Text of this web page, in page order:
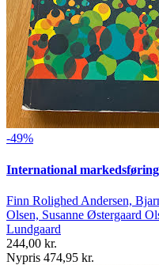
-49%
International markedsføring
Finn Rolighed Andersen,
Olsen, Susanne Østergaard
Lundgaard
244,00 kr.
Nypris 474,95 kr.